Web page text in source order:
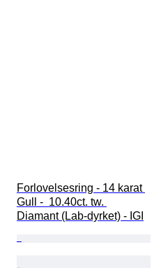
Forlovelsesring - 14 karat
Gull -  10.40ct. tw.
Diamant (Lab-dyrket) - IGI